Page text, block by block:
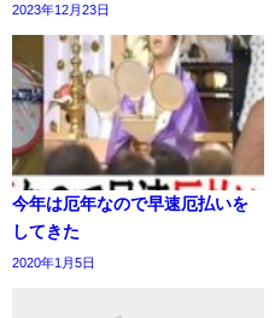
2023年12月23日
今年は厄年なので早速厄払いを
してきた
2020年1月5日